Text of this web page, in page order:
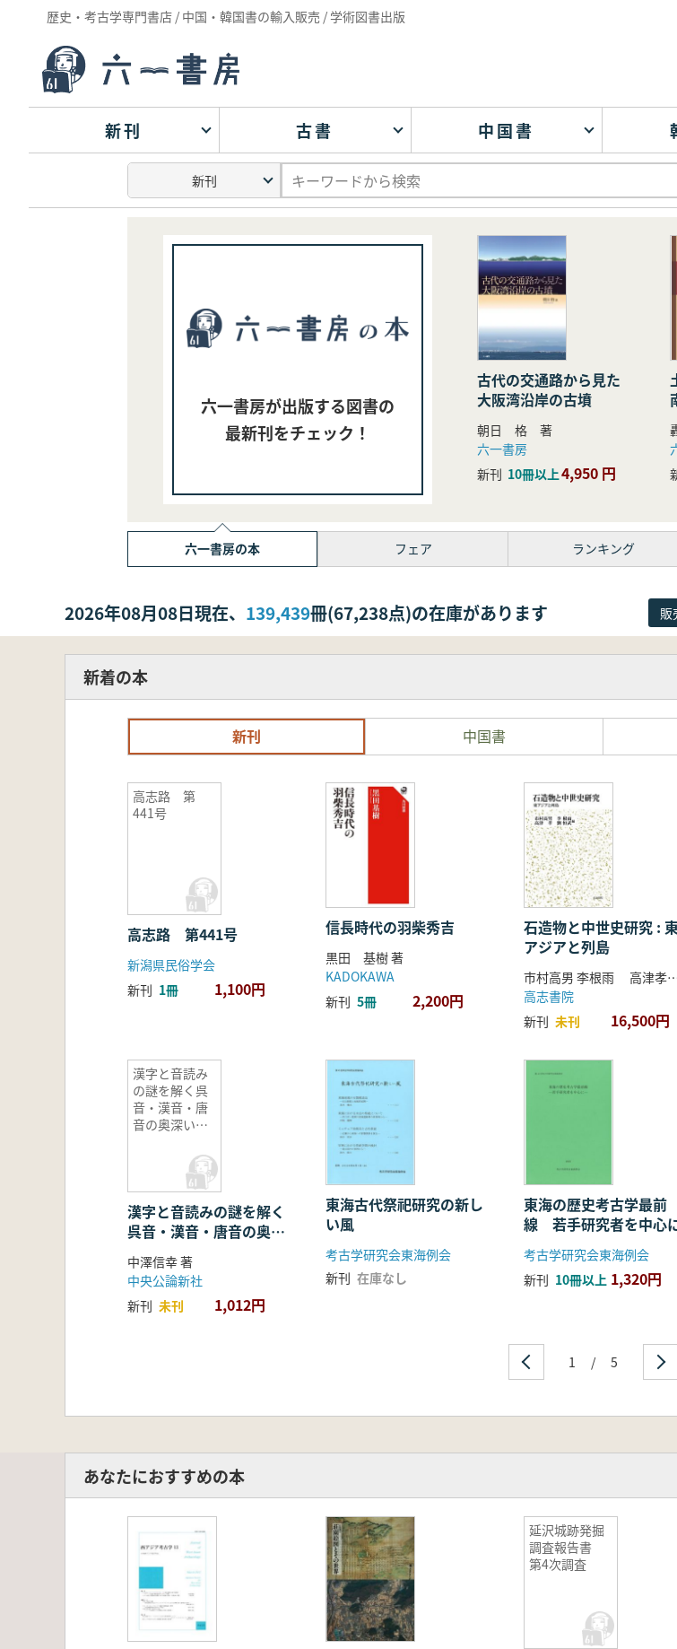
歴史・考古学専門書店 / 中国・韓国書の輸入販売 / 学術図書出版
新刊 古書 中国書
六一書房が出版する図書の
最新刊をチェック！
古代の交通路から見た
大阪湾沿岸の古墳
朝日 格 著
六一書房
新刊 10冊以上4,950 円
六一書房の本 フェア ランキング
2026年08月08日現在、 139,439冊(67,238点)の在庫があります 販
新着の本
新刊 中国書
高志路 第
441号
高志路 第441号
新潟県民俗学会
新刊 1冊 1,100円
信長時代の羽柴秀吉
黒田 基樹 著
KADOKAWA
新刊 5冊 2,200円
石造物と中世史研究 :
アジアと列島
市村高男 李根雨 高
高志書院
新刊 未刊 16,500円
漢字と音読み
の謎を解く呉
音・漢音・唐
音の奥深い世
漢字と音読みの謎を解く
呉音・漢音・唐音の奥深
い世界
中澤信幸 著
中央公論新社
新刊 未刊 1,012円
東海古代祭祀研究の新し
い風
考古学研究会東海例会
新刊 在庫なし
東海の歴史考古学最前
線 若手研究者を中心
考古学研究会東海例会
新刊 10冊以上 1,320円
1 / 5
あなたにおすすめの本
延沢城跡発掘
調査報告書
第4次調査